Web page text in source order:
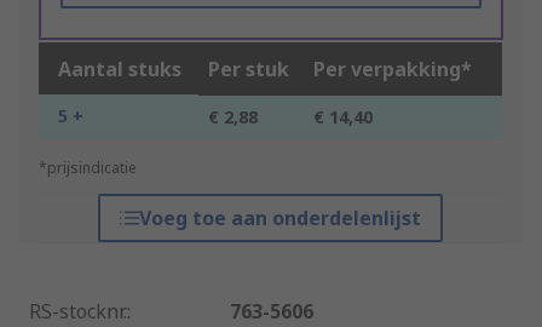
Aantal stuks Per stuk Per verpakking*
5 + € 2,88 € 14,40
*prijsindicatie
Voeg toe aan onderdelenlijst
RS-stocknr.:
763-5606